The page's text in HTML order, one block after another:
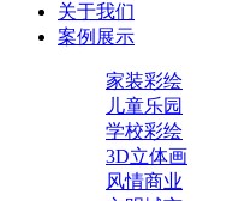
关于我们
案例展示
家装彩绘
儿童乐园
学校彩绘
3D立体画
风情商业